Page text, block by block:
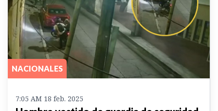
NACIONALES
7:05 AM 18 feb. 2025